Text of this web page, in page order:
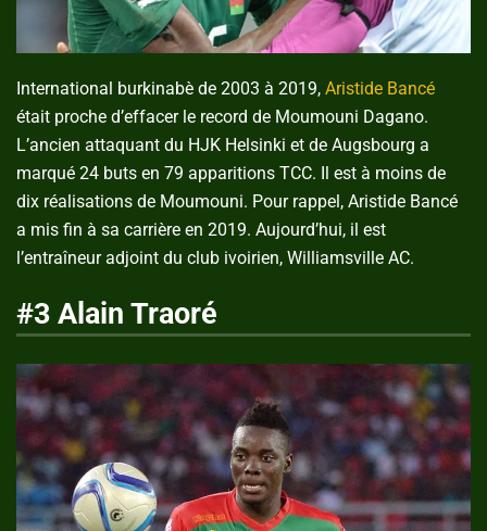
International burkinabè de 2003 à 2019, Aristide Bancé
était proche d’effacer le record de Moumouni Dagano.
L’ancien attaquant du HJK Helsinki et de Augsbourg a
marqué 24 buts en 79 apparitions TCC. Il est à moins de
dix réalisations de Moumouni. Pour rappel, Aristide Bancé
a mis fin à sa carrière en 2019. Aujourd’hui, il est
l’entraîneur adjoint du club ivoirien, Williamsville AC.
#3 Alain Traoré